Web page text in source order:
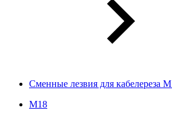
Сменные лезвия для кабелереза
М18